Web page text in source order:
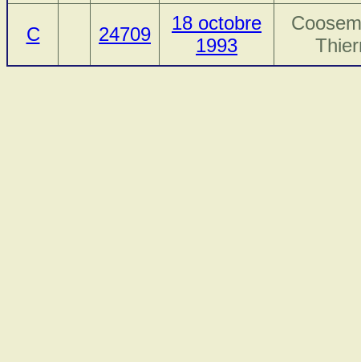
C 24709
18 octobre
1993